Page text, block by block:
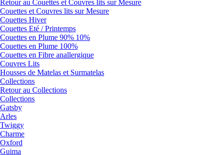
Retour au Couettes et Couvres lits sur Mesure
Couettes et Couvres lits sur Mesure
Couettes Hiver
Couettes Eté / Printemps
Couettes en Plume 90% 10%
Couettes en Plume 100%
Couettes en Fibre anallergique
Couvres Lits
Housses de Matelas et Surmatelas
Collections
Retour au Collections
Collections
Gatsby
Arles
Twiggy
Charme
Oxford
Guima